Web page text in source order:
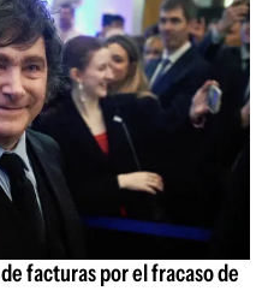
facturas por el fracaso de